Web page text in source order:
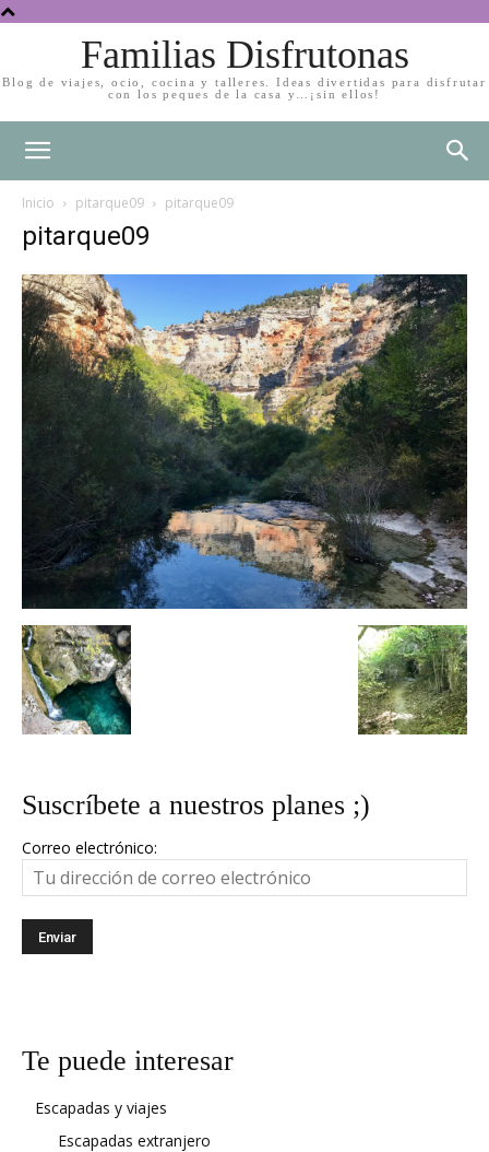
Familias Disfrutonas
Blog de viajes, ocio, cocina y talleres. Ideas divertidas para disfrutar
con los peques de la casa y…¡sin ellos!
Inicio pitarque09 pitarque09
pitarque09
Suscríbete a nuestros planes ;)
Correo electrónico:
Te puede interesar
Escapadas y viajes
Escapadas extranjero